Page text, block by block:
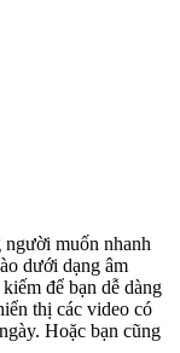
người muốn nhanh
dưới dạng âm
để bạn dễ dàng
thị các video có
Hoặc bạn cũng